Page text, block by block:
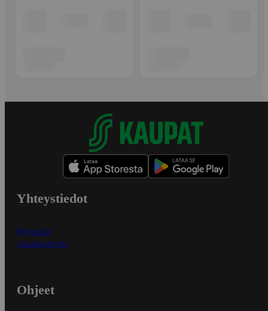
Yhteystiedot
Myymälät
Asiakaspalvelu
Ohjeet